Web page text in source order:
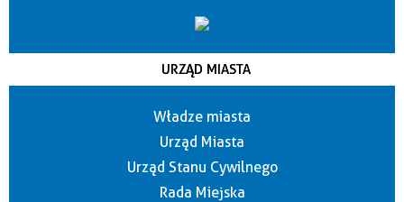
URZĄD MIASTA
Władze miasta
Urząd Miasta
Urząd Stanu Cywilnego
Rada Miejska